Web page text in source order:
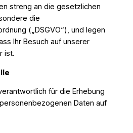
streng an die gesetzlichen
die
(„DSGVO“), und legen
Ihr Besuch auf unserer
ist.
für die Erhebung
Daten auf